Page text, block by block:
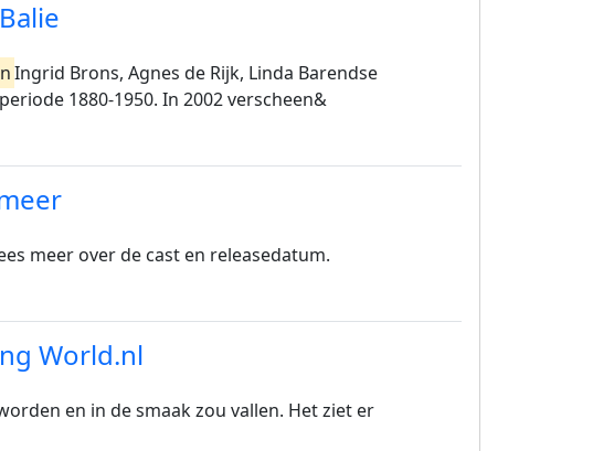
Ingrid Brons, Agnes de Rijk, Linda Barendse
1880-1950. In 2002 verscheen&
meer over de cast en releasedatum.
World.nl
en in de smaak zou vallen. Het ziet er